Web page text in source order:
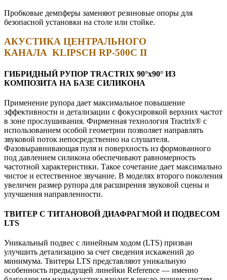
Пробковые демпферы заменяют резиновые опоры для
безопасной установки на столе или стойке.
АКУСТИКА ЦЕНТРАЛЬНОГО
КАНАЛА KLIPSCH RP-500C II
ГИБРИДНЫЙ РУПОР TRACTRIX 90°х90° ИЗ
КОМПОЗИТА НА БАЗЕ СИЛИКОНА
Применение рупора дает максимальное повышение
эффективности и детализации с фокусировкой верхних частот
в зоне прослушивания. Фирменная технология Tractrix® с
использованием особой геометрии позволяет направлять
звуковой поток непосредственно на слушателя.
Фазовыравнивающая пуля и поверхность из формованного
под давлением силикона обеспечивают равномерность
частотной характеристики. Такое сочетание дает максимально
чистое и естественное звучание. В моделях второго поколения
увеличен размер рупора для расширения звуковой сцены и
улучшения направленности.
ТВИТЕР С ТИТАНОВОЙ ДИАФРАГМОЙ И ПОДВЕСОМ
LTS
Уникальный подвес с линейным ходом (LTS) призван
улучшить детализацию за счет сведения искажений до
минимума. Твитеры LTS представляют уникальную
особенность предыдущей линейки Reference — именно